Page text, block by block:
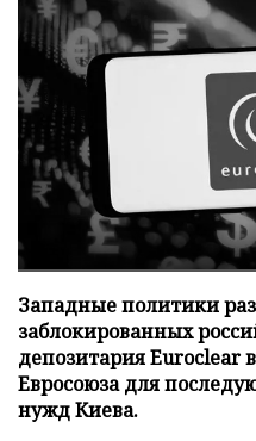
Западные политики
заблокированных
депозитария Euroclear
Евросоюза для
нужд Киева.